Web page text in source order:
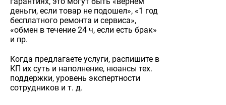
деньги, если товар не подошел», «1 год
бесплатного ремонта и сервиса»,
«обмен в течение 24 ч, если есть брак»
и пр.
Когда предлагаете услуги, распишите в
КП их суть и наполнение, нюансы тех.
поддержки, уровень экспертности
сотрудников и т. д.